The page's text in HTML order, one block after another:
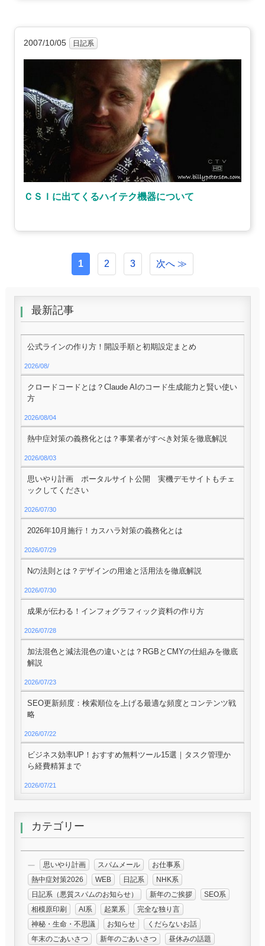
2007/10/05 日記系
ＣＳＩに出てくるハイテク機器について
1 2 3 次へ ≫
最新記事
公式ラインの作り方！開設手順と初期設定まとめ
2026/08/
クロードコードとは？Claude AIのコード生成能力と賢い使い
方
2026/08/04
熱中症対策の義務化とは？事業者がすべき対策を徹底解説
2026/08/03
思いやり計画 ポータルサイト公開 実機デモサイトもチェ
ックしてください
2026/07/30
2026年10月施行！カスハラ対策の義務化とは
2026/07/29
Nの法則とは？デザインの用途と活用法を徹底解説
2026/07/30
成果が伝わる！インフォグラフィック資料の作り方
2026/07/28
加法混色と減法混色の違いとは？RGBとCMYの仕組みを徹底
解説
2026/07/23
SEO更新頻度：検索順位を上げる最適な頻度とコンテンツ戦
略
2026/07/22
ビジネス効率UP！おすすめ無料ツール15選｜タスク管理か
ら経費精算まで
2026/07/21
カテゴリー
思いやり計画 スパムメール
お仕事系
熱中症対策2026
WEB 日記系
NHK系
日記系（悪質スパムのお知らせ）
新年のご挨拶
SEO系
相模原印刷
AI系 起業系
完全な独り言
神秘・生命・不思議
お知らせ
くだらないお話
年末のごあいさつ
新年のごあいさつ
昼休みの話題